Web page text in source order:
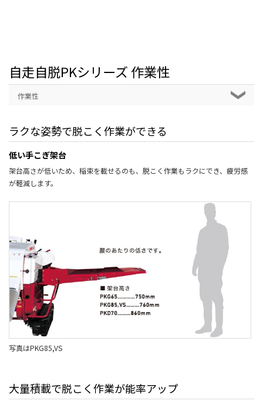
自走自脱PKシリーズ 作業性
作業性
ラクな姿勢で脱こく作業ができる
低い手こぎ架台
架台高さが低いため、稲束を載せるのも、脱こく作業もラクにでき、疲労感
が軽減します。
写真はPKG85,VS
大量積載で脱こく作業が能率アップ